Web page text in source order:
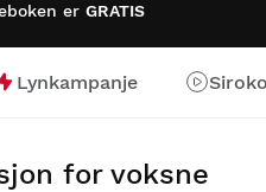
er GRATIS
Lynkampanje
for voksne